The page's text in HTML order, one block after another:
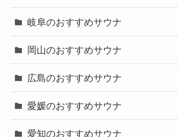
岐阜のおすすめサウナ
岡山のおすすめサウナ
広島のおすすめサウナ
愛媛のおすすめサウナ
愛知のおすすめサウナ